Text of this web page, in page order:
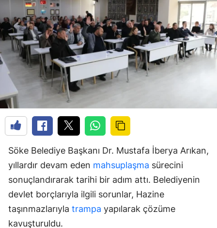
Söke Belediye Başkanı Dr. Mustafa İberya Arıkan,
yıllardır devam eden mahsuplaşma sürecini
sonuçlandırarak tarihi bir adım attı. Belediyenin
devlet borçlarıyla ilgili sorunlar, Hazine
taşınmazlarıyla trampa yapılarak çözüme
kavuşturuldu.